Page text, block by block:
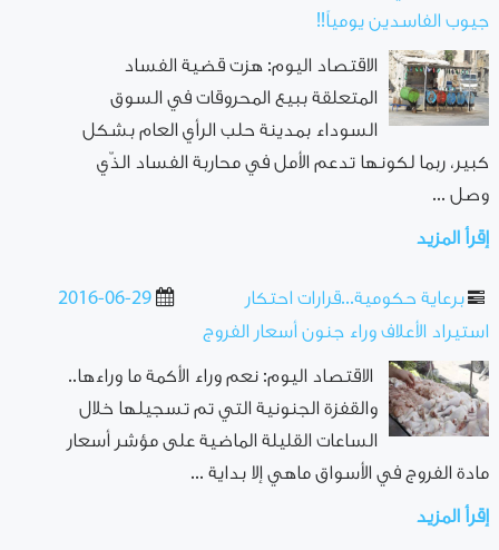
جيوب الفاسدين يومياً!!
الاقتصاد اليوم: هزت قضية الفساد
المتعلقة ببيع المحروقات في السوق
السوداء بمدينة حلب الرأي العام بشكل
كبير، ربما لكونها تدعم الأمل في محاربة الفساد الذّي
وصل ...
إقرأ المزيد
2016-06-29
برعاية حكومية...قرارات احتكار
استيراد الأعلاف وراء جنون أسعار الفروج
الاقتصاد اليوم: نعم وراء الأكمة ما وراءها..
والقفزة الجنونية التي تم تسجيلها خلال
الساعات القليلة الماضية على مؤشر أسعار
مادة الفروج في الأسواق ماهي إلا بداية ...
إقرأ المزيد